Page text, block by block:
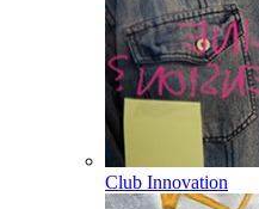
Club Innovation